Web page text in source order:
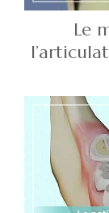
Le